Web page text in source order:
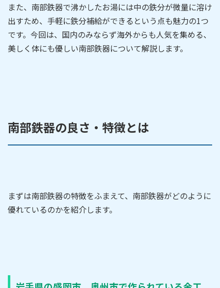
また、南部鉄器で沸かしたお湯には中の鉄分が微量に溶け
出すため、手軽に鉄分補給ができるという点も魅力の1つ
です。今回は、国内のみならず海外からも人気を集める、
美しく体にも優しい南部鉄器について解説します。
南部鉄器の良さ・特徴とは
まずは南部鉄器の特徴をふまえて、南部鉄器がどのように
優れているのかを紹介します。